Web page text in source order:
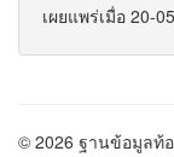
เผยแพร่เมื่อ 20-
© 2026 ฐานข้อมูลท้